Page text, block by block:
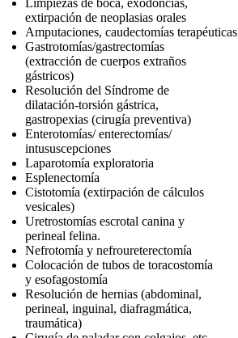
Limpiezas de boca, exodoncias,
extirpación de neoplasias orales
Amputaciones, caudectomías terapéuticas
Gastrotomías/gastrectomías
(extracción de cuerpos extraños
gástricos)
Resolución del Síndrome de
dilatación-torsión gástrica,
gastropexias (cirugía preventiva)
Enterotomías/ enterectomías/
intususcepciones
Laparotomía exploratoria
Esplenectomía
Cistotomía (extirpación de cálculos
vesicales)
Uretrostomías escrotal canina y
perineal felina.
Nefrotomía y nefroureterectomía
Colocación de tubos de toracostomía
y esofagostomía
Resolución de hernias (abdominal,
perineal, inguinal, diafragmática,
traumática)